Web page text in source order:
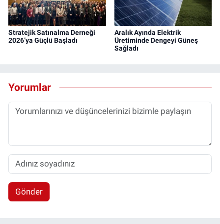
Stratejik Satınalma Derneği
2026’ya Güçlü Başladı
Aralık Ayında Elektrik
Üretiminde Dengeyi Güneş
Sağladı
Yorumlar
Gönder